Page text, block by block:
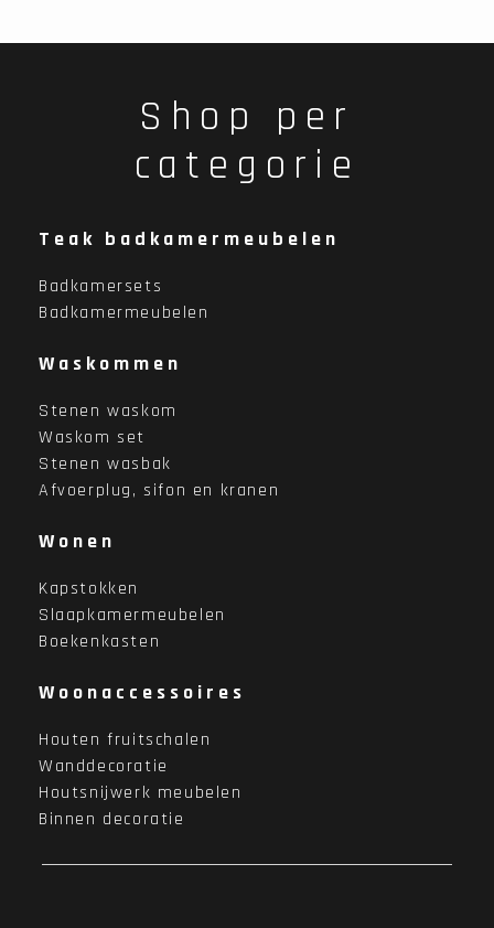
Shop per
categorie
Teak badkamermeubelen
Badkamersets
Badkamermeubelen
Waskommen
Stenen waskom
Waskom set
Stenen wasbak
Afvoerplug, sifon en kranen
Wonen
Kapstokken
Slaapkamermeubelen
Boekenkasten
Woonaccessoires
Houten fruitschalen
Wanddecoratie
Houtsnijwerk meubelen
Binnen decoratie